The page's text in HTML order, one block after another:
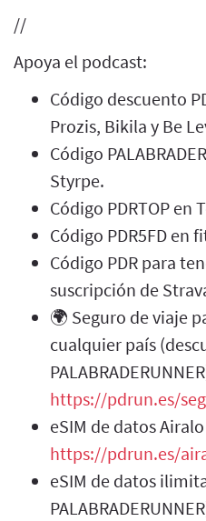
//
Apoya el podcast:
Código descuento
Prozis, Bikila y Be
Código
Styrpe.
Código PDRTOP en
Código PDR5FD en
Código PDR para
suscripción de
🌍 Seguro de viaje
cualquier país
https://pdrun.es/
eSIM de datos
https://pdrun.es/
eSIM de datos